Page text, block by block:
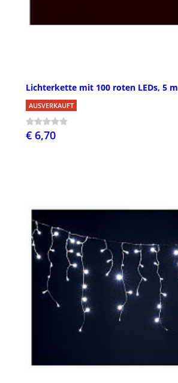
Lichterkette mit 100 roten LEDs, 5 m
AUSVERKAUFT
€ 6,70